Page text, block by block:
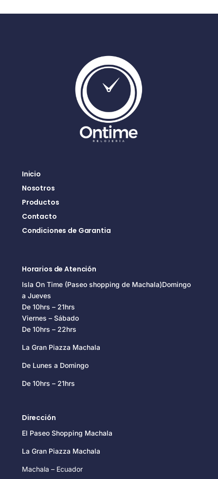
Inicio
Nosotros
Productos
Contacto
Condiciones de Garantia
Horarios de Atención
Isla On Time (Paseo shopping de Machala)Domingo
a Jueves
De 10hrs – 21hrs
Viernes – Sábado
De 10hrs – 22hrs
La Gran Piazza Machala
De Lunes a Domingo
De 10hrs – 21hrs
Dirección
El Paseo Shopping Machala
La Gran Piazza Machala
Machala – Ecuador